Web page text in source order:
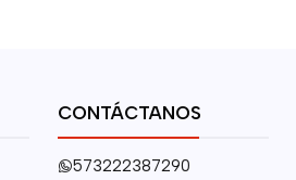
CONTÁCTANOS
573222387290